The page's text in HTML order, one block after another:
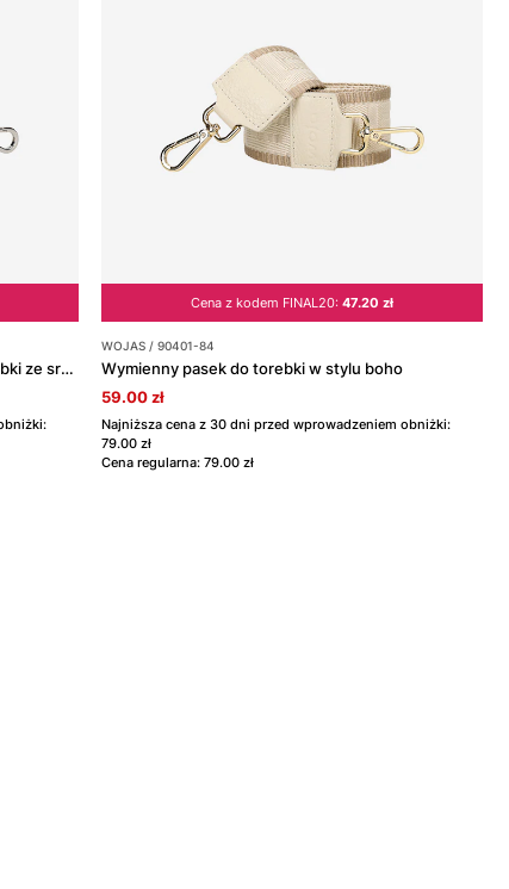
Czarno-beżowy wymienny pasek do torebki ze srebrną nitką
Cena z kodem FINAL20:47.20 zł
WOJAS / 90401-84
Wymienny pasek do torebki w stylu boho
59.00 zł
Najniższa cena z 30 dni przed wprowadzeniem obniżki:
79.00 zł
Cena regularna: 79.00 zł